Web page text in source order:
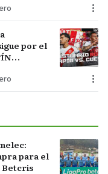
por el
de
para el
Betcris